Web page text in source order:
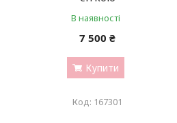
В наявності
7 500 ₴
Купити
167301